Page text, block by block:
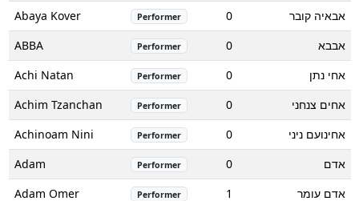
Abaya Kover
Performer 0
אבאיה קובר
ABBA
Performer 0
אבבא
Achi Natan
Performer 0
אחי נתן
Achim Tzanchan
Performer 0
אחים צנחני
Achinoam Nini
Performer 0
אחינועם ניני
Adam
Performer 0
אדם
Adam Omer
Performer 1
אדם עומר